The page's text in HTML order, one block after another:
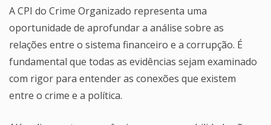
A CPI do Crime Organizado representa uma
oportunidade de aprofundar a análise sobre as
relações entre o sistema financeiro e a corrupção. É
fundamental que todas as evidências sejam examinado
com rigor para entender as conexões que existem
entre o crime e a política.